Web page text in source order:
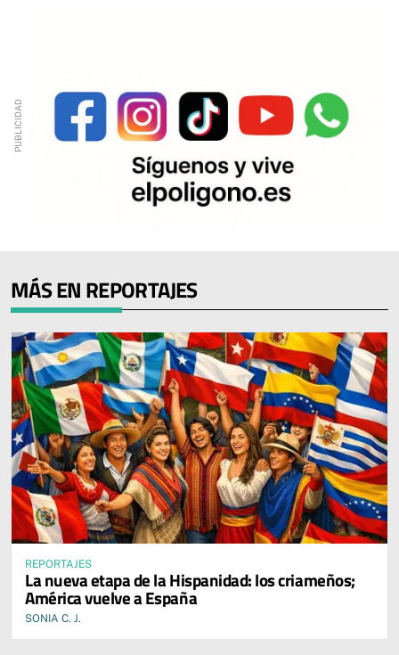
MÁS EN REPORTAJES
REPORTAJES
La nueva etapa de la Hispanidad: los criameños;
América vuelve a España
SONIA C. J.